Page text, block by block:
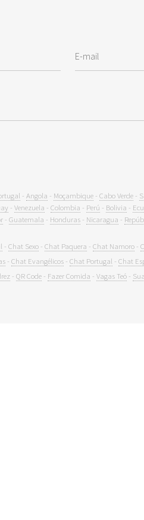
- Angola - Moçambique - Cabo Verde -
- Venezuela - Colombia - Perú - Bolivia -
- Guatemala - Honduras - Nicaragua -
- Chat Sexo- Chat Paquera - Chat Namoro-
- Chat Evangélicos- Chat Portugal - Chat
- QR Code- Fazer Comida - Vagas Teó-